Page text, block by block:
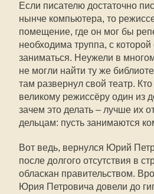
Если писателю достаточно
нынче компьютера, то
помещение, где он мог бы
необходима труппа, с
заниматься. Неужели в
не могли найти ту же
там развернул свой театр.
великому режиссёру один из
зачем это делать – лучше их
дельцам: пусть занимаются
Вот ведь, вернулся Юрий
после долгого отсутствия в
обласкан правительством.
Юрия Петровича довели до